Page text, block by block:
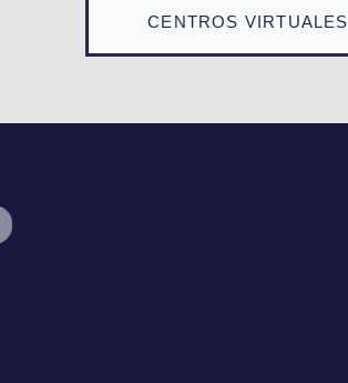
CENTROS VIRTUALES